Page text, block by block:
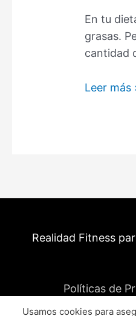
En tu
grasas.
cantidad
15
en
Leer más
Realidad Fitness
Políticas de
Usamos cookies para